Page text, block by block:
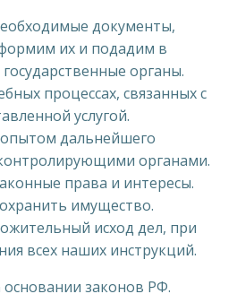
документы,
их и подадим в
органы.
процессах, связанных с
услугой.
дальнейшего
органами.
права и интересы.
имущество.
исход дел, при
всех наших инструкций.
законов РФ.